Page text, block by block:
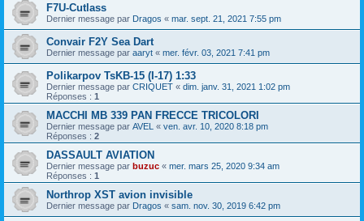
F7U-Cutlass
Dernier message par Dragos « mar. sept. 21, 2021 7:55 pm
Convair F2Y Sea Dart
Dernier message par aaryt « mer. févr. 03, 2021 7:41 pm
Polikarpov TsKB-15 (I-17) 1:33
Dernier message par CRIQUET « dim. janv. 31, 2021 1:02 pm
Réponses : 1
MACCHI MB 339 PAN FRECCE TRICOLORI
Dernier message par AVEL « ven. avr. 10, 2020 8:18 pm
Réponses : 2
DASSAULT AVIATION
Dernier message par buzuc « mer. mars 25, 2020 9:34 am
Réponses : 1
Northrop XST avion invisible
Dernier message par Dragos « sam. nov. 30, 2019 6:42 pm